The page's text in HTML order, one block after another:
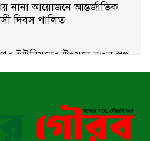
নানা আয়োজনে আন্তর্জাতিক
দিবস পালিত
ইউনিয়নের উন্নয়নে নতুন স্বপ্ন
নিষিদ্ধ জালের বিরুদ্ধে
দুই ব্যবসায়ীকে ১ লাখ টাকা